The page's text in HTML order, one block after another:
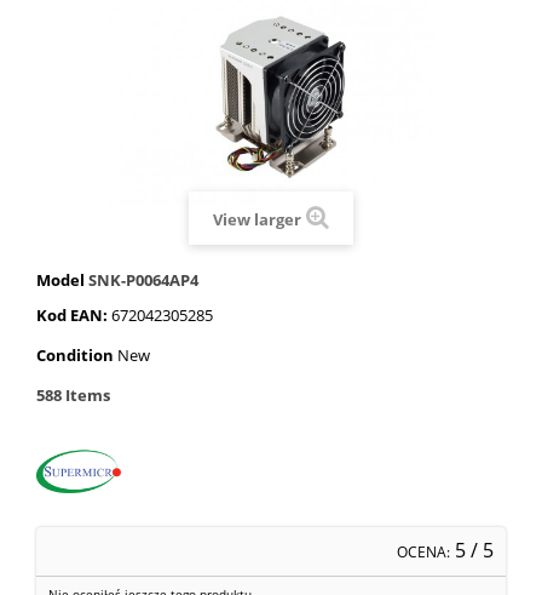
View larger
Model SNK-P0064AP4
Kod EAN: 672042305285
Condition New
588 Items
OCENA: 5/ 5